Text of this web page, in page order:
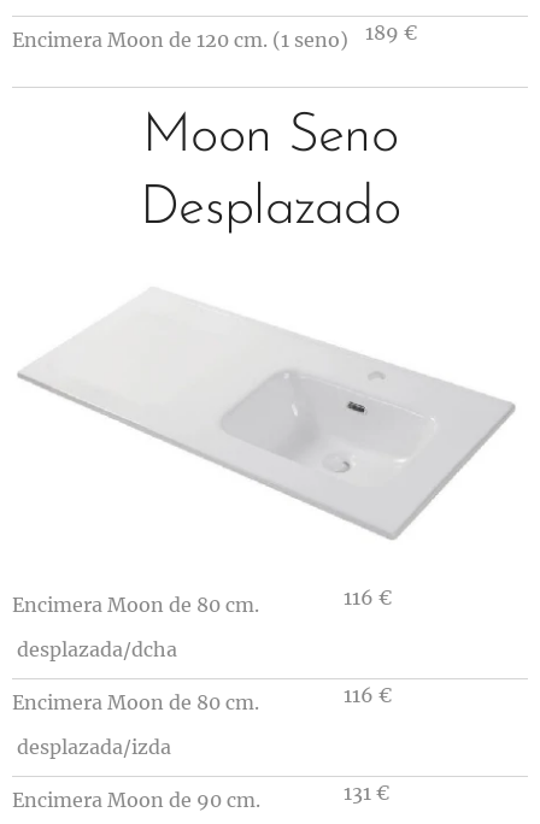
Encimera Moon de 120 cm. (1 seno) 189 €
Moon Seno
Desplazado
Encimera Moon de 80 cm.
desplazada/dcha
116 €
Encimera Moon de 80 cm.
desplazada/izda
116 €
Encimera Moon de 90 cm. 131 €